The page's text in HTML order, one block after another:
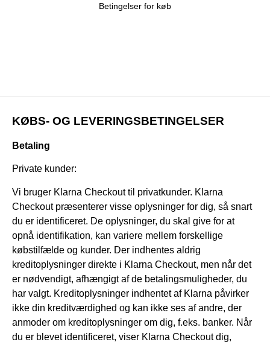
Betingelser for køb
KØBS- OG LEVERINGSBETINGELSER
Betaling
Private kunder:
Vi bruger Klarna Checkout til privatkunder. Klarna
Checkout præsenterer visse oplysninger for dig, så snart
du er identificeret. De oplysninger, du skal give for at
opnå identifikation, kan variere mellem forskellige
købstilfælde og kunder. Der indhentes aldrig
kreditoplysninger direkte i Klarna Checkout, men når det
er nødvendigt, afhængigt af de betalingsmuligheder, du
har valgt. Kreditoplysninger indhentet af Klarna påvirker
ikke din kreditværdighed og kan ikke ses af andre, der
anmoder om kreditoplysninger om dig, f.eks. banker. Når
du er blevet identificeret, viser Klarna Checkout dig,